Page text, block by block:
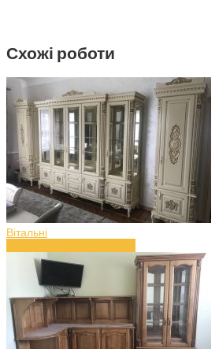
Схожі роботи
Вітальні